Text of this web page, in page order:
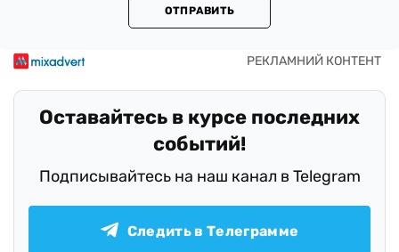
ОТПРАВИТЬ
Оставайтесь в курсе последних
событий!
Подписывайтесь на наш канал в Telegram
Следить в Телеграмме